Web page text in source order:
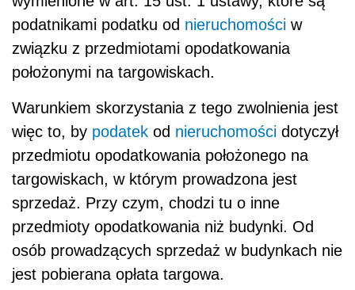
podatnikami podatku od nieruchomości w
związku z przedmiotami opodatkowania
położonymi na targowiskach.
Warunkiem skorzystania z tego zwolnienia jest
więc to, by podatek od nieruchomości dotyczył
przedmiotu opodatkowania położonego na
targowiskach, w którym prowadzona jest
sprzedaż. Przy czym, chodzi tu o inne
przedmioty opodatkowania niż budynki. Od
osób prowadzących sprzedaż w budynkach nie
jest pobierana opłata targowa.